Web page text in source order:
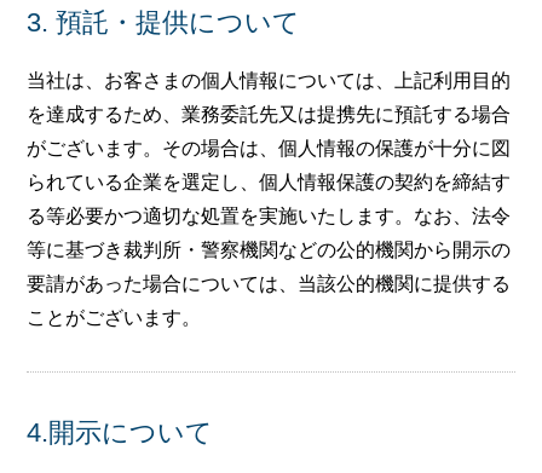
3. 預託・提供について
当社は、お客さまの個人情報については、上記利用目的
を達成するため、業務委託先又は提携先に預託する場合
がございます。その場合は、個人情報の保護が十分に図
られている企業を選定し、個人情報保護の契約を締結す
る等必要かつ適切な処置を実施いたします。なお、法令
等に基づき裁判所・警察機関などの公的機関から開示の
要請があった場合については、当該公的機関に提供する
ことがございます。
4.開示について